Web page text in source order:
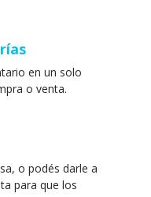
en un solo
o venta.
o podés darle a
para que los